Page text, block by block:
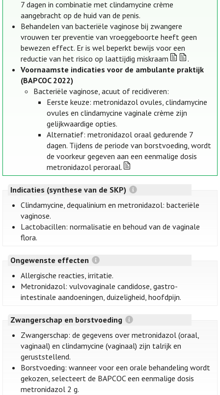
7 dagen in combinatie met clindamycine crème
aangebracht op de huid van de penis.
Behandelen van bacteriële vaginose bij zwangere
vrouwen ter preventie van vroeggeboorte heeft geen
bewezen effect. Er is wel beperkt bewijs voor een
reductie van het risico op laattijdig miskraam
.
Voornaamste indicaties voor de ambulante praktijk
(BAPCOC 2022)
Bacteriële vaginose, acuut of recidiveren:
Eerste keuze: metronidazol ovules, clindamycine
ovules en clindamycine vaginale crème zijn
gelijkwaardige opties.
Alternatief: metronidazol oraal gedurende 7
dagen. Tijdens de periode van borstvoeding, wordt
de voorkeur gegeven aan een eenmalige dosis
metronidazol peroraal.
Indicaties (synthese van de SKP)
Clindamycine, dequalinium en metronidazol: bacteriële
vaginose.
Lactobacillen: normalisatie en behoud van de vaginale
flora.
Ongewenste effecten
Allergische reacties, irritatie.
Metronidazol: vulvovaginale candidose, gastro-
intestinale aandoeningen, duizeligheid, hoofdpijn.
Zwangerschap en borstvoeding
Zwangerschap: de gegevens over metronidazol (oraal,
vaginaal) en clindamycine (vaginaal) zijn talrijk en
geruststellend.
Borstvoeding: wanneer voor een orale behandeling wordt
gekozen, selecteert de BAPCOC een eenmalige dosis
metronidazol 2 g.